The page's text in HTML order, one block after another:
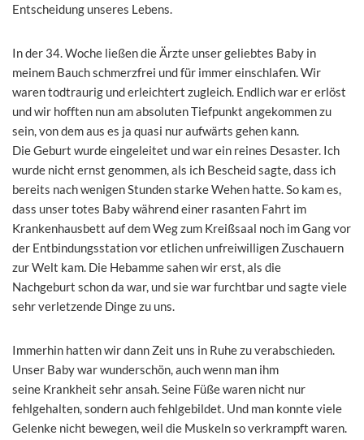
Entscheidung unseres Lebens.
In der 34. Woche ließen die Ärzte unser geliebtes Baby in
meinem Bauch schmerzfrei und für immer einschlafen. Wir
waren todtraurig und erleichtert zugleich. Endlich war er erlöst
und wir hofften nun am absoluten Tiefpunkt angekommen zu
sein, von dem aus es ja quasi nur aufwärts gehen kann.
Die Geburt wurde eingeleitet und war ein reines Desaster. Ich
wurde nicht ernst genommen, als ich Bescheid sagte, dass ich
bereits nach wenigen Stunden starke Wehen hatte. So kam es,
dass unser totes Baby während einer rasanten Fahrt im
Krankenhausbett auf dem Weg zum Kreißsaal noch im Gang vor
der Entbindungsstation vor etlichen unfreiwilligen Zuschauern
zur Welt kam. Die Hebamme sahen wir erst, als die
Nachgeburt schon da war, und sie war furchtbar und sagte viele
sehr verletzende Dinge zu uns.
Immerhin hatten wir dann Zeit uns in Ruhe zu verabschieden.
Unser Baby war wunderschön, auch wenn man ihm
seine Krankheit sehr ansah. Seine Füße waren nicht nur
fehlgehalten, sondern auch fehlgebildet. Und man konnte viele
Gelenke nicht bewegen, weil die Muskeln so verkrampft waren.